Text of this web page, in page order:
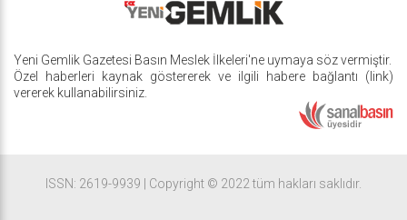
Yeni Gemlik Gazetesi Basın Meslek İlkeleri'ne uymaya söz vermiştir.
Özel haberleri kaynak göstererek ve ilgili habere bağlantı (link)
vererek kullanabilirsiniz.
ISSN: 2619-9939 | Copyright © 2022 tüm hakları saklıdır.